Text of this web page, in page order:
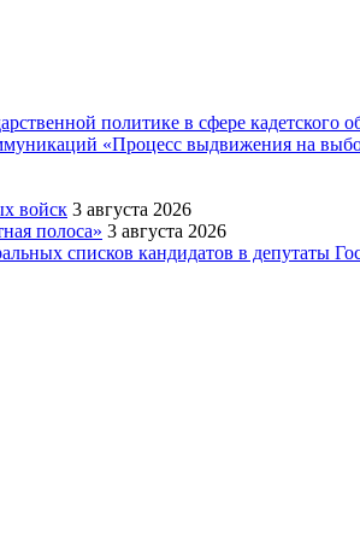
политике в сфере кадетского
«Процесс выдвижения на
войск 3 августа 2026
полоса» 3 августа 2026
списков кандидатов в депутаты